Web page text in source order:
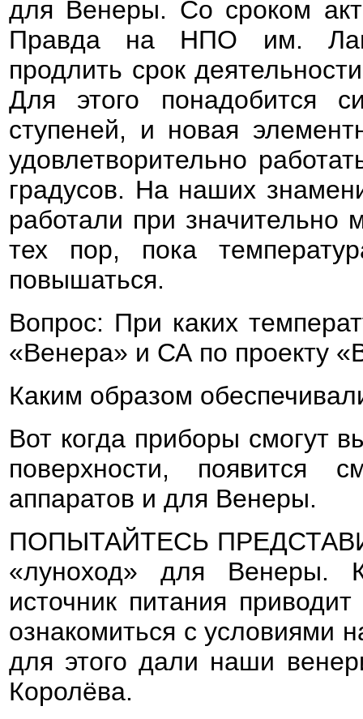
для Венеры. Со сроком
Правда на НПО им.
продлить срок
Для этого понадобится
ступеней, и новая
удовлетворительно
градусов. На наших
работали при
тех пор, пока
повышаться.
Вопрос: При каких
«Венера» и СА по проекту
Каким образом
Вот когда приборы смогут
поверхности, появится
аппаратов и для Венеры.
ПОПЫТАЙТЕСЬ
«луноход» для Венеры.
источник питания
ознакомиться с условиями
для этого дали наши
Королёва.